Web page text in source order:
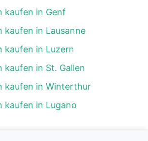
kaufen in Genf
kaufen in Lausanne
kaufen in Luzern
kaufen in St. Gallen
kaufen in Winterthur
kaufen in Lugano